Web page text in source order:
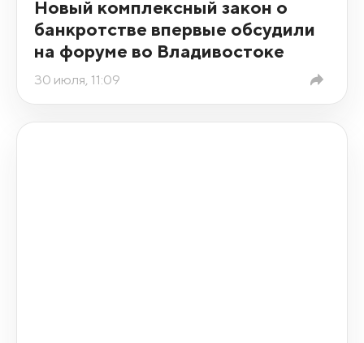
Новый комплексный закон о
банкротстве впервые обсудили
на форуме во Владивостоке
30 июля, 11:09